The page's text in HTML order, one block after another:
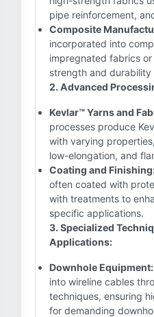
pipe reinforcement,
Composite
incorporated into
impregnated fabrics
strength and
2. Advanced
Kevlar™ Yarns and
processes produce
with varying
low-elongation, and
Coating and
often coated with
with treatments to
specific applications.
3. Specialized
Applications:
Downhole Equipment:
into wireline cables
techniques, ensuring
for demanding